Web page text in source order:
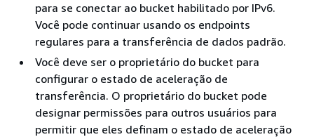
para se conectar ao bucket habilitado por IPv6.
Você pode continuar usando os endpoints
regulares para a transferência de dados padrão.
Você deve ser o proprietário do bucket para
configurar o estado de aceleração de
transferência. O proprietário do bucket pode
designar permissões para outros usuários para
permitir que eles definam o estado de aceleração